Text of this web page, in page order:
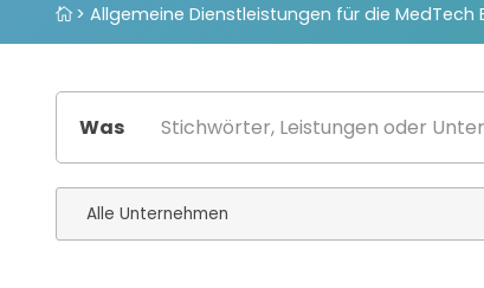
> Allgemeine Dienstleistungen für die MedTech
Was